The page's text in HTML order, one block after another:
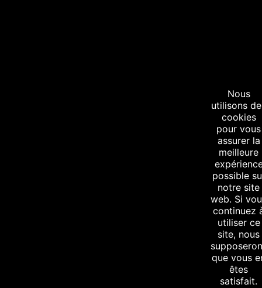
Nous
utilisons
cookies
pour vous
assurer la
meilleure
possible
notre site
web. Si
continuez
utiliser ce
site, nous
que vous
êtes
satisfait.